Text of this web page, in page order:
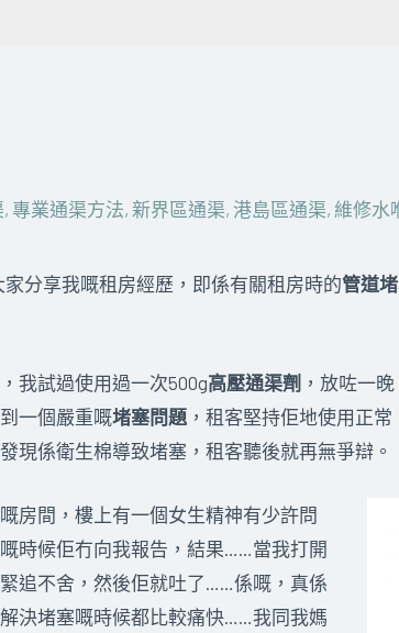
,專業通渠方法,新界區通渠, 港島區通渠, 維修水
分享我嘅租房經歷，即係有關租房時的管道
我試過使用過一次500g高壓通渠劑 ，放咗一
一個嚴重嘅堵塞問題 ，租客堅持佢地使用正
現係衛生棉導致堵塞，租客聽後就再無爭辯。
房間，樓上有一個女生精神有少許問
時候佢冇向我報告，結果……當我打開
追不舍，然後佢就吐了……係嘅，真係
決堵塞嘅時候都比較痛快……我同我媽